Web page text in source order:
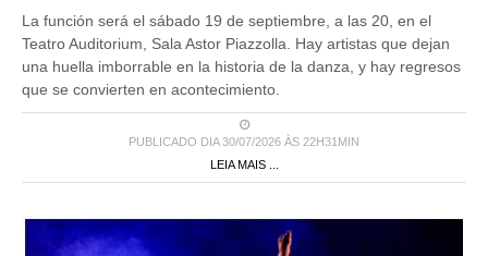
La función será el sábado 19 de septiembre, a las 20, en el
Teatro Auditorium, Sala Astor Piazzolla. Hay artistas que dejan
una huella imborrable en la historia de la danza, y hay regresos
que se convierten en acontecimiento.
PUBLICADO DIA 30/07/2026 ÀS 22H31MIN
LEIA MAIS ...